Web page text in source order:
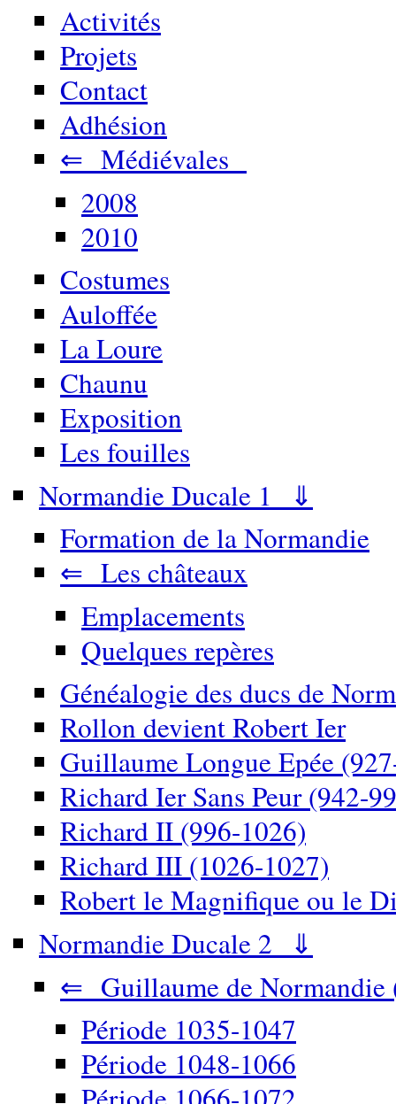
Activités
Projets
Contact
Adhésion
⇐ Médiévales
2008
2010
Costumes
Auloffée
La Loure
Chaunu
Exposition
Les fouilles
Normandie Ducale 1 ⇓
Formation de la Normandie
⇐ Les châteaux
Emplacements
Quelques repères
Généalogie des ducs de
Rollon devient Robert Ier
Guillaume Longue Epée
Richard Ier Sans Peur (942-
Richard II (996-1026)
Richard III (1026-1027)
Robert le Magnifique ou le
Normandie Ducale 2 ⇓
⇐ Guillaume de Normandie
Période 1035-1047
Période 1048-1066